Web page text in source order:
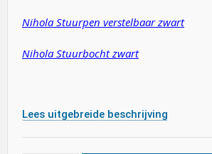
Nihola Stuurpen verstelbaar zwart
Nihola Stuurbocht zwart
Lees uitgebreide beschrijving